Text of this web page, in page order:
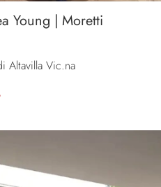
Young | Moretti
Altavilla Vic.na